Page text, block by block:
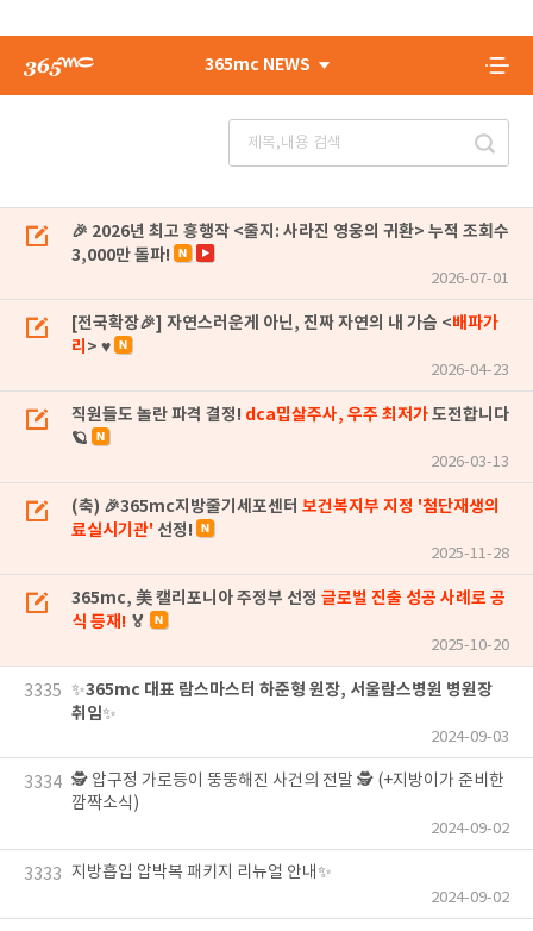
365mc NEWS
🎉 2026년 최고 흥행작 <줄지: 사라진 영웅의 귀환> 누적 조회수
3,000만 돌파!
2026-07-01
[전국확장🎉] 자연스러운게 아닌, 진짜 자연의 내 가슴 <배파가
리 > ♥
2026-04-23
직원들도 놀란 파격 결정! dca밉살주사, 우주 최저가도전합니다
🪐
2026-03-13
(축) 🎉365mc지방줄기세포센터 보건복지부 지정 '첨단재생의
료실시기관' 선정!
2025-11-28
365mc, 美 캘리포니아 주정부 선정 글로벌 진출 성공 사례로 공
식 등재! 🏅
2025-10-20
3335 ✨365mc 대표 람스마스터 하준형 원장, 서울람스병원 병원장
취임✨
2024-09-03
3334 🕵️ 압구정 가로등이 뚱뚱해진 사건의 전말 🕵️ (+지방이가 준비한
깜짝소식)
2024-09-02
3333 지방흡입 압박복 패키지 리뉴얼 안내✨
2024-09-02